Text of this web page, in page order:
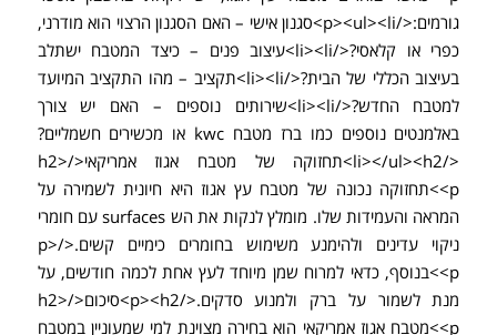
גורמים:</p><ul><li>סגנון אישי – האם הסגנון הרצוי הוא מודרני,
כפרי או קלאסי?</li><li>עיצוב פנים – כיצד המטבח ישתלב
בעיצוב הכללי של הבית?</li><li>תקציב – מהו התקציב המיועד
למטבח החדש?</li><li>שירותים נוספים – האם יש צורך
באלמנטים נוספים כמו ברז מטבח kwc או מכשירים חשמליים?
</li></ul><h2>תחזוקה של מטבח אגוז אמריקאי</h2>
<p>תחזוקה נכונה של מטבח עץ אגוז היא חיונית לשמירה על
המראה והעמידות שלו. מומלץ לנקות את הש surfaces עם חומרי
ניקוי עדינים ולהימנע משימוש בחומרים כימיים קשים.</p>
<p>בנוסף, כדאי למרוח שמן מיוחד לעץ אחת לכמה חודשים, על
מנת לשמור על ברק ולמנוע סדקים.</p><h2>סיכום</h2>
<p>מטבח אגוז אמריקאי הוא בחירה מצוינת למי שמעוניין במטבח